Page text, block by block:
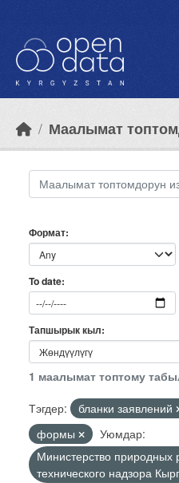
Маалымат
Формат
To date
Тапшырык кыл
1 маалымат топтому
Тэгдер:
бланки заявлений
формы
Уюмдар:
Министерство природных
технического надзора